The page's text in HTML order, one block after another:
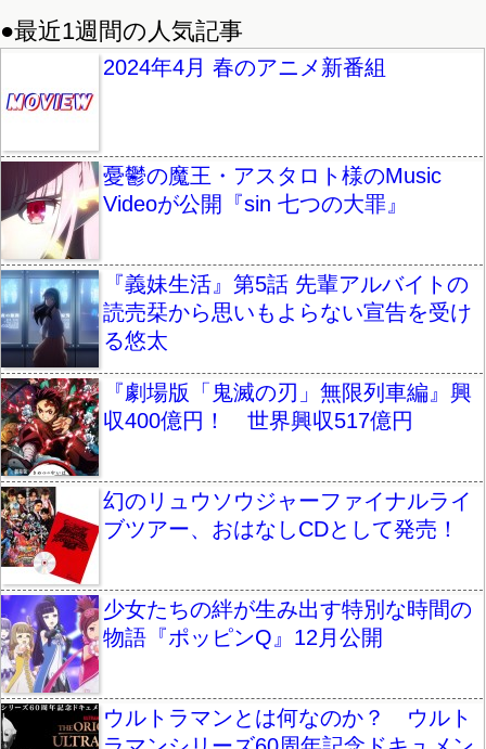
●最近1週間の人気記事
2024年4月 春のアニメ新番組
憂鬱の魔王・アスタロト様のMusic
Videoが公開『sin 七つの大罪』
『義妹生活』第5話 先輩アルバイトの
読売栞から思いもよらない宣告を受け
る悠太
『劇場版「鬼滅の刃」無限列車編』興
収400億円！ 世界興収517億円
幻のリュウソウジャーファイナルライ
ブツアー、おはなしCDとして発売！
少女たちの絆が生み出す特別な時間の
物語『ポッピンQ』12月公開
ウルトラマンとは何なのか？ ウルト